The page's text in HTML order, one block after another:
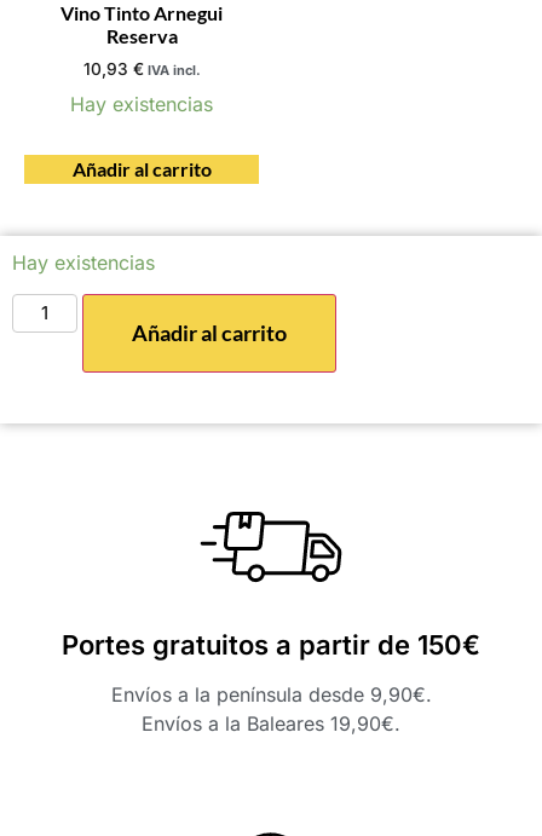
Vino Tinto Arnegui
Reserva
10,93 € IVA incl.
Hay existencias
Añadir al carrito
Hay existencias
Añadir al carrito
Portes gratuitos a partir de 150€
Envíos a la península desde 9,90€.
Envíos a la Baleares 19,90€.